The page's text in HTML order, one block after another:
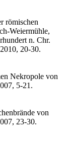
römischen
Weiermühle,
n. Chr.
20-30.
Nekropole von
5-21.
von
23-30.